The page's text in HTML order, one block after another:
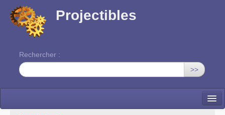
Projectibles
Rechercher :
>>